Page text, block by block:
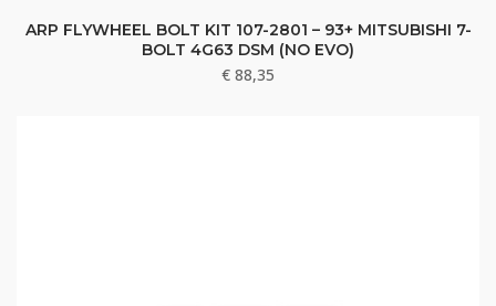
ARP FLYWHEEL BOLT KIT 107-2801 – 93+ MITSUBISHI 7-
BOLT 4G63 DSM (NO EVO)
€ 88,35